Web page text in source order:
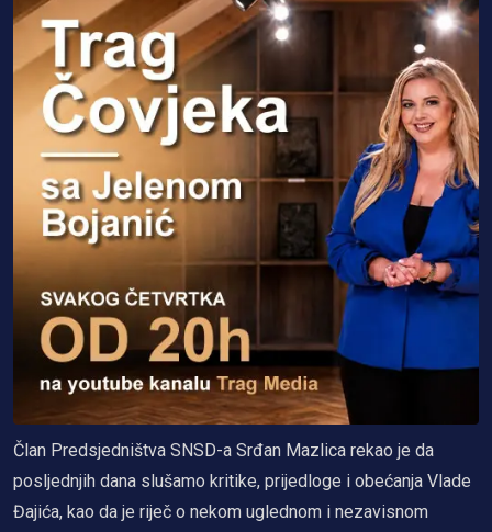
Član Predsjedništva SNSD-a Srđan Mazlica rekao je da
posljednjih dana slušamo kritike, prijedloge i obećanja Vlade
Đajića, kao da je riječ o nekom uglednom i nezavisnom